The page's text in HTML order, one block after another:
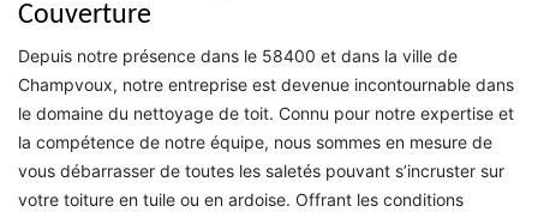
Couverture
Depuis notre présence dans le 58400 et dans la ville de
Champvoux, notre entreprise est devenue incontournable dans
le domaine du nettoyage de toit. Connu pour notre expertise et
la compétence de notre équipe, nous sommes en mesure de
vous débarrasser de toutes les saletés pouvant s’incruster sur
votre toiture en tuile ou en ardoise. Offrant les conditions